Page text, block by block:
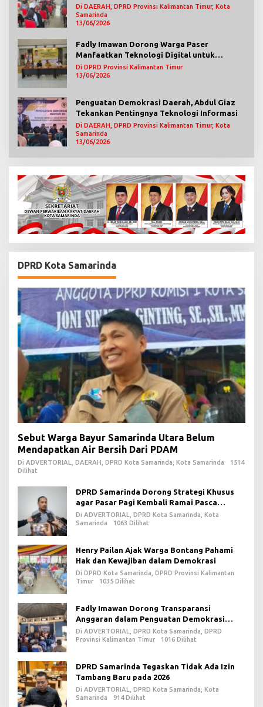
Lebih Terbuka
Di DAERAH, DPRD Provinsi Kalimantan Timur, Kota
Samarinda
13/06/2026
Fadly Imawan Dorong Warga Paser
Manfaatkan Teknologi Digital untuk
Mengawasi Jalannya Pemerintahan
Di DPRD Provinsi Kalimantan Timur
13/06/2026
Penguatan Demokrasi Daerah, Abdul Giaz
Tekankan Pentingnya Teknologi Informasi
Di DAERAH, DPRD Provinsi Kalimantan Timur, Kota
Samarinda
13/06/2026
DPRD Kota Samarinda
Sebut Warga Bayur Samarinda Utara Belum
Mendapatkan Air Bersih Dari PDAM
Di ADVERTORIAL, DAERAH, DPRD Kota Samarinda, Kota Samarinda
1514
Dilihat
DPRD Samarinda Dorong Strategi Khusus
agar Pasar Pagi Kembali Ramai Pasca
Revitalisasi
Di ADVERTORIAL, DPRD Kota Samarinda, Kota
Samarinda
1063 Dilihat
Henry Pailan Ajak Warga Bontang Pahami
Hak dan Kewajiban dalam Demokrasi
Di DPRD Kota Samarinda, DPRD Provinsi Kalimantan
Timur
1035 Dilihat
Fadly Imawan Dorong Transparansi
Anggaran dalam Penguatan Demokrasi
Daerah di PPU
Di ADVERTORIAL, DPRD Kota Samarinda, DPRD
Provinsi Kalimantan Timur
1016 Dilihat
DPRD Samarinda Tegaskan Tidak Ada Izin
Tambang Baru pada 2026
Di ADVERTORIAL, DPRD Kota Samarinda, Kota
Samarinda
914 Dilihat